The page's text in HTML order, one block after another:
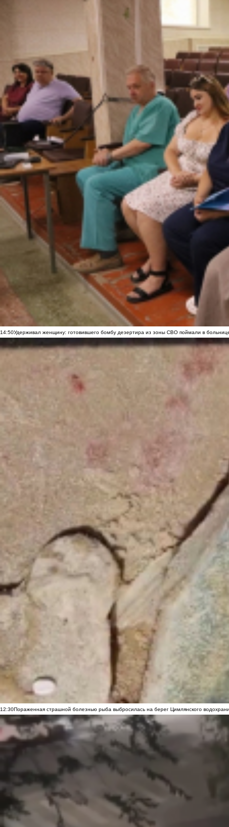
14:50Удерживал женщину: готовившего бомбу дезертира из зоны СВО поймали в
12:30Пораженная страшной болезнью рыба выбросилась на берег Цимлянского